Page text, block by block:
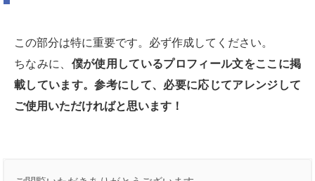
この部分は特に重要です。必ず作成してください。
ちなみに、 僕が使用しているプロフィール文をここに掲
載しています。参考にして、必要に応じてアレンジして
ご使用いただければと思います！